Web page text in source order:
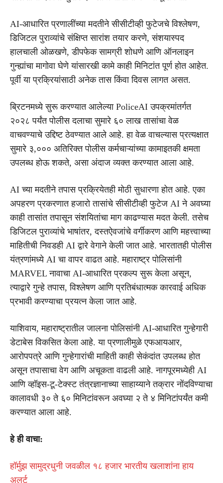
AI-आधारित प्रणालींच्या मदतीने सीसीटीव्ही फुटेजचे विश्लेषण,
डिजिटल पुराव्यांचे संक्षिप्त सारांश तयार करणे, संशयास्पद
हालचाली ओळखणे, डीपफेक सामग्री शोधणे आणि ऑनलाइन
गुन्ह्यांचा मागोवा घेणे यांसारखी कामे काही मिनिटांत पूर्ण होत आहेत.
पूर्वी या प्रक्रियांसाठी अनेक तास किंवा दिवस लागत असत.
ब्रिटनमध्ये सुरू करण्यात आलेल्या PoliceAI उपक्रमांतर्गत
२०२८ पर्यंत पोलीस दलाचा सुमारे ६० लाख तासांचा वेळ
वाचवण्याचे उद्दिष्ट ठेवण्यात आले आहे. हा वेळ वाचल्यास प्रत्यक्षात
सुमारे ३,००० अतिरिक्त पोलीस कर्मचाऱ्यांच्या कामाइतकी क्षमता
उपलब्ध होऊ शकते, असा अंदाज व्यक्त करण्यात आला आहे.
AI च्या मदतीने तपास प्रक्रियेतही मोठी सुधारणा होत आहे. एका
अपहरण प्रकरणात हजारो तासांचे सीसीटीव्ही फुटेज AI ने अवघ्या
काही तासांत तपासून संशयितांचा माग काढण्यास मदत केली. तसेच
डिजिटल पुराव्यांचे भाषांतर, दस्तऐवजांचे वर्गीकरण आणि महत्त्वाच्या
माहितीची निवडही AI द्वारे वेगाने केली जात आहे. भारतातही पोलीस
यंत्रणांमध्ये AI चा वापर वाढत आहे. महाराष्ट्र पोलिसांनी
MARVEL नावाचा AI-आधारित प्रकल्प सुरू केला असून,
त्याद्वारे गुन्हे तपास, विश्लेषण आणि प्रतिबंधात्मक कारवाई अधिक
प्रभावी करण्याचा प्रयत्न केला जात आहे.
याशिवाय, महाराष्ट्रातील जालना पोलिसांनी AI-आधारित गुन्हेगारी
डेटाबेस विकसित केला आहे. या प्रणालीमुळे एफआयआर,
आरोपपत्रे आणि गुन्हेगारांची माहिती काही सेकंदांत उपलब्ध होत
असून तपासाचा वेग आणि अचूकता वाढली आहे. नागपूरमध्येही AI
आणि व्हॉइस-टू-टेक्स्ट तंत्रज्ञानाच्या साहाय्याने तक्रार नोंदविण्याचा
कालावधी ३० ते ६० मिनिटांवरून अवघ्या २ ते ४ मिनिटांपर्यंत कमी
करण्यात आला आहे.
हे ही वाचा:
हॉर्मुझ सामुद्रधुनी जवळील १८ हजार भारतीय खलाशांना हाय
अलर्ट